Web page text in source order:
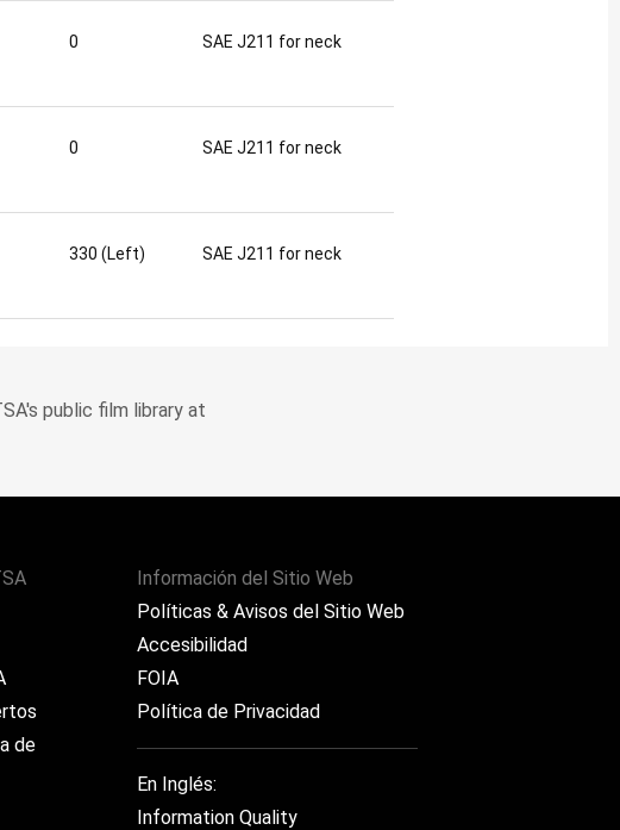
0 SAE J211 for neck
0 SAE J211 for neck
330 (Left) SAE J211 for neck
public film library at
de
Información del Sitio Web
Políticas & Avisos del Sitio Web
Accesibilidad
FOIA
Política de Privacidad
En Inglés:
Information Quality